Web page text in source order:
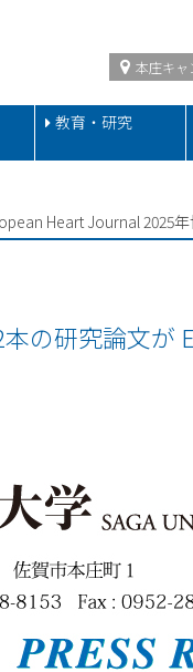
本庄キャ
教育・研究
Heart Journal 2025
の研究論文が